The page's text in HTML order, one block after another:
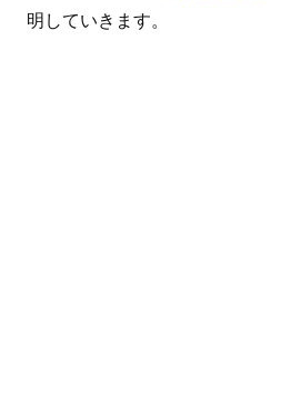
明していきます。